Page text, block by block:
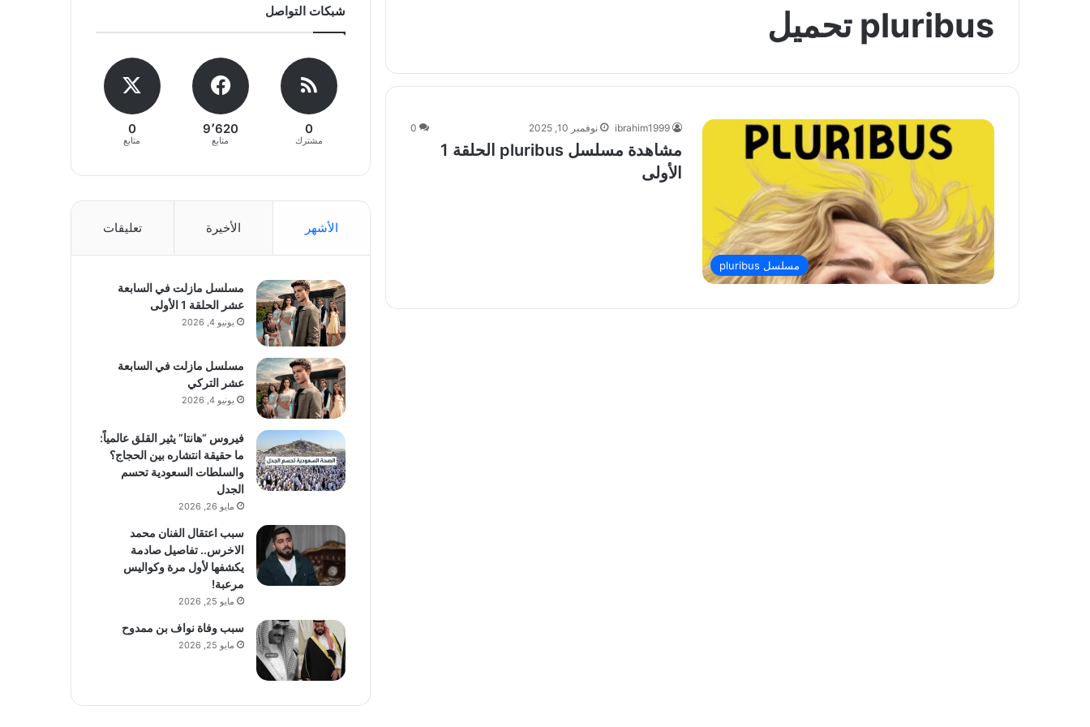
pluribus تحميل
مسلسل pluribus
ibrahim1999 نوفمبر 10, 2025 0
مشاهدة مسلسل pluribus الحلقة 1
الأولى
شبكات التواصل
0
مشترك
9٬620
متابع
0
متابع
الأشهر الأخيرة تعليقات
مسلسل مازلت في السابعة
عشر الحلقة 1 الأولى
يونيو 4, 2026
مسلسل مازلت في السابعة
عشر التركي
يونيو 4, 2026
فيروس “هانتا” يثير القلق عالمياً:
ما حقيقة انتشاره بين الحجاج؟
والسلطات السعودية تحسم
الجدل
مايو 26, 2026
سبب اعتقال الفنان محمد
الاخرس.. تفاصيل صادمة
يكشفها لأول مرة وكواليس
مرعبة!
مايو 25, 2026
سبب وفاة نواف بن ممدوح
مايو 25, 2026